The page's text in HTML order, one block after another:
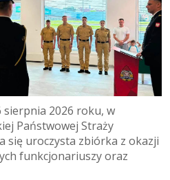
sierpnia 2026 roku, w
Państwowej Straży
się uroczysta zbiórka z okazji
funkcjonariuszy oraz